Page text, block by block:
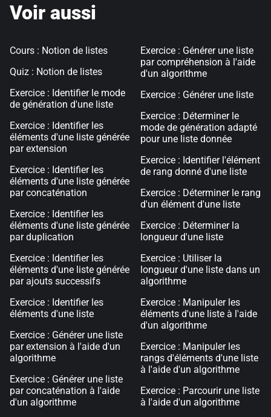
Voir aussi
Cours : Notion de listes
Quiz : Notion de listes
Exercice : Identifier le mode
de génération d'une liste
Exercice : Identifier les
éléments d'une liste générée
par extension
Exercice : Identifier les
éléments d'une liste générée
par concaténation
Exercice : Identifier les
éléments d'une liste générée
par duplication
Exercice : Identifier les
éléments d'une liste générée
par ajouts successifs
Exercice : Identifier les
éléments d'une liste
Exercice : Générer une liste
par extension à l'aide d'un
algorithme
Exercice : Générer une liste
par concaténation à l'aide
d'un algorithme
Exercice : Générer une liste
par compréhension à l'aide
d'un algorithme
Exercice : Générer une liste
Exercice : Déterminer le
mode de génération adapté
pour une liste donnée
Exercice : Identifier l'élément
de rang donné d'une liste
Exercice : Déterminer le rang
d'un élément d'une liste
Exercice : Déterminer la
longueur d'une liste
Exercice : Utiliser la
longueur d'une liste dans un
algorithme
Exercice : Manipuler les
éléments d'une liste à l'aide
d'un algorithme
Exercice : Manipuler les
rangs d'éléments d'une liste
à l'aide d'un algorithme
Exercice : Parcourir une liste
à l'aide d'un algorithme